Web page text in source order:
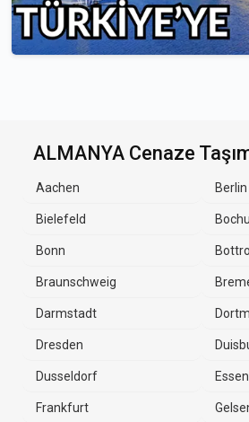
ALMANYA Cenaze
Aachen Berlin
Bielefeld
Bonn
Braunschweig
Darmstadt
Dresden
Dusseldorf Essen
Frankfurt